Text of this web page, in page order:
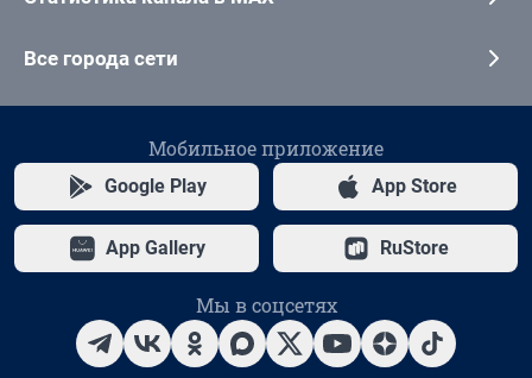
Все города сети
Мобильное приложение
Google Play App Store
App Gallery RuStore
Мы в соцсетях